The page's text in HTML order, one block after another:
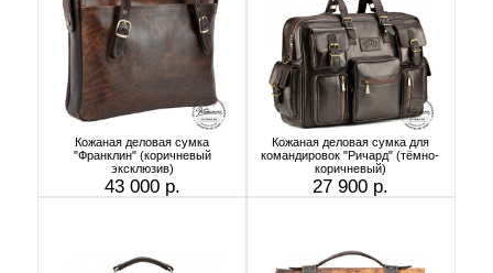
Кожаная деловая сумка
"Франклин" (коричневый
эксклюзив)
43 000 р.
Кожаная деловая сумка для
командировок "Ричард" (тёмно-
коричневый)
27 900 р.